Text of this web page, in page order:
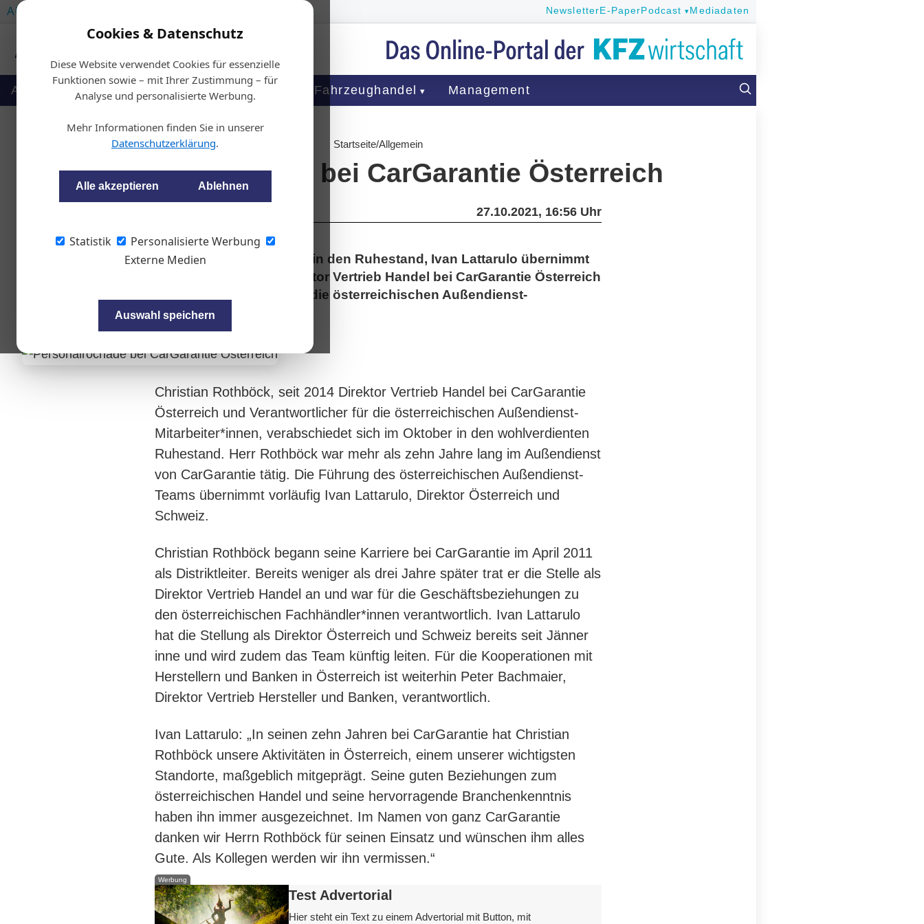
Cookies & Datenschutz
Diese Website verwendet Cookies für essenzielle
Funktionen sowie – mit Ihrer Zustimmung – für
Analyse und personalisierte Werbung.
Mehr Informationen finden Sie in unserer
Datenschutzerklärung.
Alle akzeptieren Ablehnen
Statistik
Personalisierte Werbung
Externe Medien
Auswahl speichern
AUTOMOTIVE SERVICES NewsletterE-PaperPodcast Mediadaten
Auto & Politik Ausbildung Werkstatt Fahrzeughandel Management
Startseite/Allgemein
Personalrochade bei CarGarantie Österreich
27.10.2021, 16:56 Uhr
Christian Rothböck geht in den Ruhestand, Ivan Lattarulo übernimmt
seine Aufgaben als Direktor Vertrieb Handel bei CarGarantie Österreich
und Verantwortlicher für die österreichischen Außendienst-
Mitarbeiter*innen.
Christian Rothböck, seit 2014 Direktor Vertrieb Handel bei CarGarantie
Österreich und Verantwortlicher für die österreichischen Außendienst-
Mitarbeiter*innen, verabschiedet sich im Oktober in den wohlverdienten
Ruhestand. Herr Rothböck war mehr als zehn Jahre lang im Außendienst
von CarGarantie tätig. Die Führung des österreichischen Außendienst-
Teams übernimmt vorläufig Ivan Lattarulo, Direktor Österreich und
Schweiz.
Christian Rothböck begann seine Karriere bei CarGarantie im April 2011
als Distriktleiter. Bereits weniger als drei Jahre später trat er die Stelle als
Direktor Vertrieb Handel an und war für die Geschäftsbeziehungen zu
den österreichischen Fachhändler*innen verantwortlich. Ivan Lattarulo
hat die Stellung als Direktor Österreich und Schweiz bereits seit Jänner
inne und wird zudem das Team künftig leiten. Für die Kooperationen mit
Herstellern und Banken in Österreich ist weiterhin Peter Bachmaier,
Direktor Vertrieb Hersteller und Banken, verantwortlich.
Ivan Lattarulo: „In seinen zehn Jahren bei CarGarantie hat Christian
Rothböck unsere Aktivitäten in Österreich, einem unserer wichtigsten
Standorte, maßgeblich mitgeprägt. Seine guten Beziehungen zum
österreichischen Handel und seine hervorragende Branchenkenntnis
haben ihn immer ausgezeichnet. Im Namen von ganz CarGarantie
danken wir Herrn Rothböck für seinen Einsatz und wünschen ihm alles
Gute. Als Kollegen werden wir ihn vermissen.“
Werbung
Test Advertorial
Hier steht ein Text zu einem Advertorial mit Button, mit